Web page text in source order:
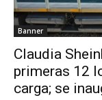
Banner
Claudia
primeras 12
carga; se